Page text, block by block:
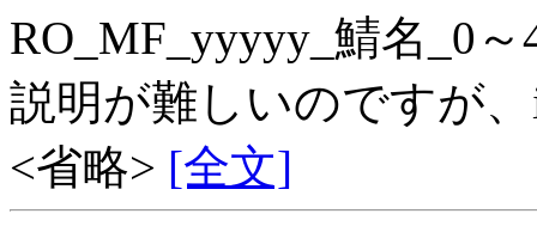
RO_MF_yyyyy_鯖名_0
説明が難しいのですが
<省略> [全文]